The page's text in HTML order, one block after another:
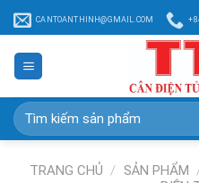
Chuyển
đến
dung
CANTOANTHINH@GMAIL.COM
Tìm
kiếm:
TRANG CHỦ / SẢN PHẨM